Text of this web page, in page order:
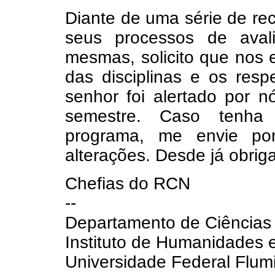
Diante de uma série de
seus processos de
mesmas, solicito que nos
das disciplinas e os
senhor foi alertado por
semestre. Caso
programa, me envie
alterações. Desde já
Chefias do RCN
--
Departamento de
Instituto de Humanidades
Universidade Federal